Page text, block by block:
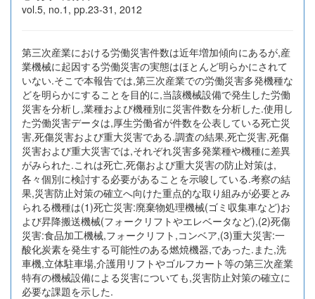
vol.5, no.1, pp.23-31, 2012
第三次産業における労働災害件数は近年増加傾向にあるが,産
業機械に起因する労働災害の実態はほとんど明らかにされて
いない.そこで本報告では,第三次産業での労働災害多発機種な
どを明らかにすることを目的に,当該機械設備で発生した労働
災害を分析し,業種および機種別に災害件数を分析した.使用し
た労働災害データは,厚生労働省が件数を公表している死亡災
害,死傷災害および重大災害である.調査の結果,死亡災害,死傷
災害および重大災害では,それぞれ災害多発業種や機種に差異
がみられた.これは死亡,死傷および重大災害の防止対策は,
各々個別に検討する必要があることを示唆している.考察の結
果,災害防止対策の確立へ向けた重点的な取り組みが必要とみ
られる機種は(1)死亡災害:廃棄物処理機械(ゴミ収集車など)お
よび昇降搬送機械(フォークリフトやエレベータなど),(2)死傷
災害:食品加工機械,フォークリフト,コンベア,(3)重大災害:一
酸化炭素を発生する可能性のある燃焼機器,であった.また,洗
車機,立体駐車場,介護用リフトやゴルフカート等の第三次産業
特有の機械設備による災害についても,災害防止対策の確立に
必要な課題を示した.